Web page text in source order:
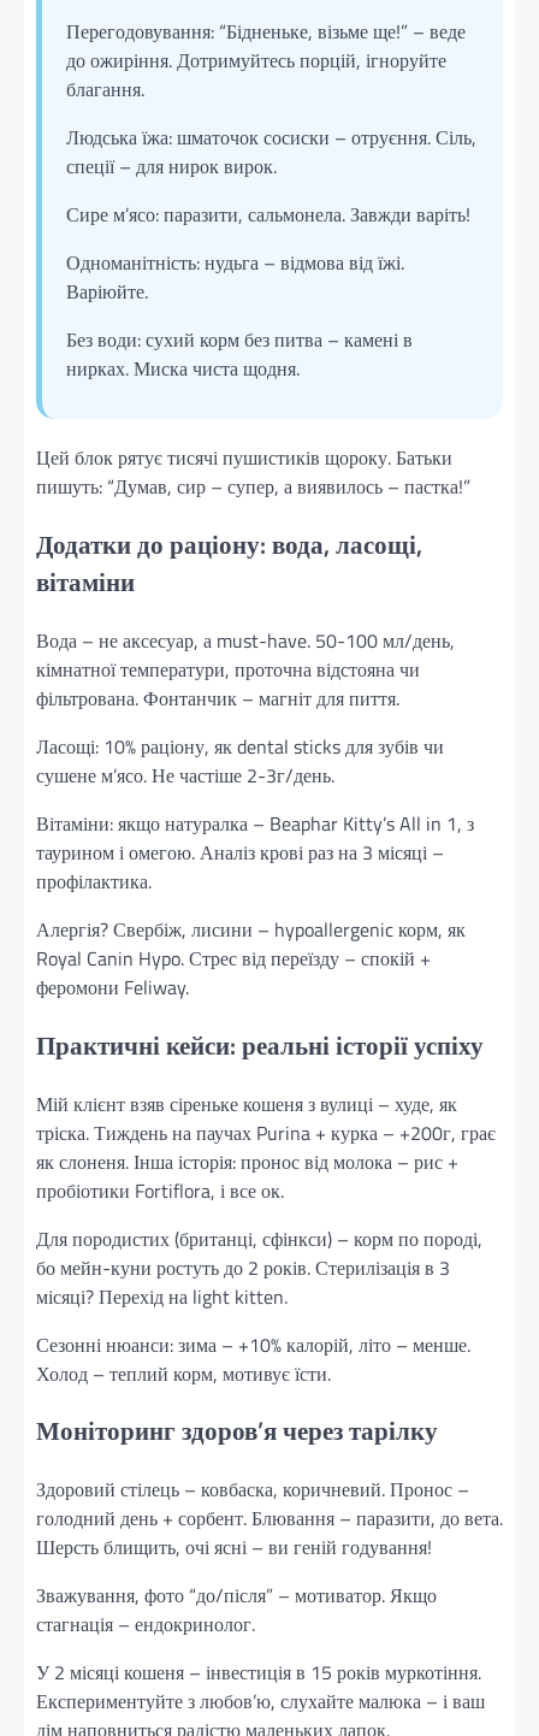
Перегодовування: “Бідненьке, візьме ще!” – веде
до ожиріння. Дотримуйтесь порцій, ігноруйте
благання.
Людська їжа: шматочок сосиски – отруєння. Сіль,
спеції – для нирок вирок.
Сире м’ясо: паразити, сальмонела. Завжди варіть!
Одноманітність: нудьга – відмова від їжі.
Варіюйте.
Без води: сухий корм без питва – камені в
нирках. Миска чиста щодня.
Цей блок рятує тисячі пушистиків щороку. Батьки
пишуть: “Думав, сир – супер, а виявилось – пастка!”
Додатки до раціону: вода, ласощі,
вітаміни
Вода – не аксесуар, а must-have. 50-100 мл/день,
кімнатної температури, проточна відстояна чи
фільтрована. Фонтанчик – магніт для пиття.
Ласощі: 10% раціону, як dental sticks для зубів чи
сушене м’ясо. Не частіше 2-3г/день.
Вітаміни: якщо натуралка – Beaphar Kitty’s All in 1, з
таурином і омегою. Аналіз крові раз на 3 місяці –
профілактика.
Алергія? Свербіж, лисини – hypoallergenic корм, як
Royal Canin Hypo. Стрес від переїзду – спокій +
феромони Feliway.
Практичні кейси: реальні історії успіху
Мій клієнт взяв сіреньке кошеня з вулиці – худе, як
тріска. Тиждень на паучах Purina + курка – +200г, грає
як слоненя. Інша історія: пронос від молока – рис +
пробіотики Fortiflora, і все ок.
Для породистих (британці, сфінкси) – корм по породі,
бо мейн-куни ростуть до 2 років. Стерилізація в 3
місяці? Перехід на light kitten.
Сезонні нюанси: зима – +10% калорій, літо – менше.
Холод – теплий корм, мотивує їсти.
Моніторинг здоров’я через тарілку
Здоровий стілець – ковбаска, коричневий. Пронос –
голодний день + сорбент. Блювання – паразити, до вета.
Шерсть блищить, очі ясні – ви геній годування!
Зважування, фото “до/після” – мотиватор. Якщо
стагнація – ендокринолог.
У 2 місяці кошеня – інвестиція в 15 років муркотіння.
Експериментуйте з любов’ю, слухайте малюка – і ваш
дім наповниться радістю маленьких лапок.